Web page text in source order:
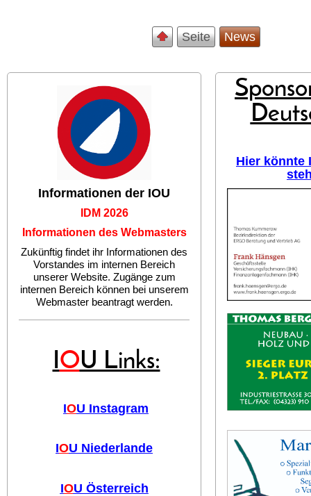
Seite News
Informationen der IOU
IDM 2026
Informationen des Webmasters
Zukünftig findet ihr Informationen des
Vorstandes im internen Bereich
unserer Website. Zugänge zum
internen Bereich können bei unserem
Webmaster beantragt werden.
IOU Links:
IOU Instagram
IOU Niederlande
IOU Österreich
Hier könnte